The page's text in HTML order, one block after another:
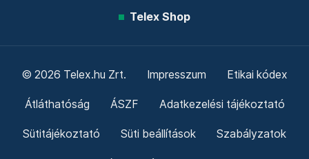
Telex Shop
© 2026 Telex.hu Zrt. Impresszum Etikai kódex
Átláthatóság ÁSZF Adatkezelési tájékoztató
Sütitájékoztató Süti beállítások Szabályzatok